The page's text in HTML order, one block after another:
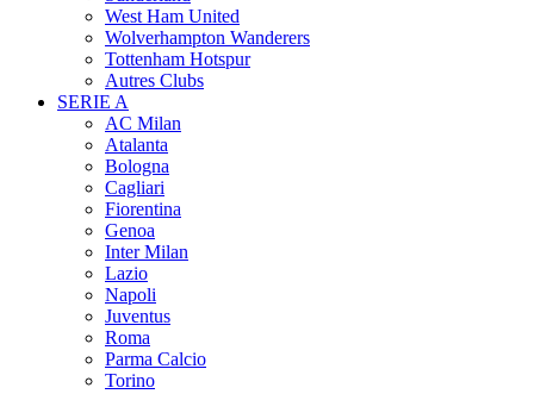
West Ham United
Wolverhampton Wanderers
Tottenham Hotspur
Autres Clubs
SERIE A
AC Milan
Atalanta
Bologna
Cagliari
Fiorentina
Genoa
Inter Milan
Lazio
Napoli
Juventus
Roma
Parma Calcio
Torino